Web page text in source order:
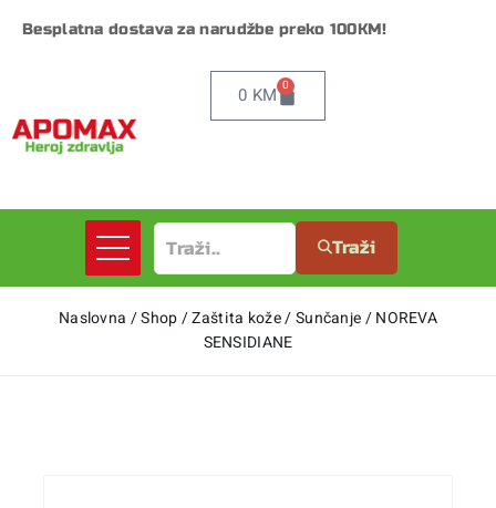
Besplatna dostava za narudžbe preko 100KM!
0 KM 0
Traži
Naslovna /Shop/Zaštita kože/Sunčanje/NOREVA
SENSIDIANE